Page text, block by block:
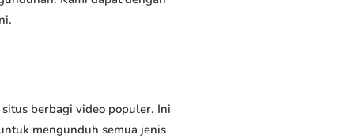
berbagi video populer. Ini
mengunduh semua jenis